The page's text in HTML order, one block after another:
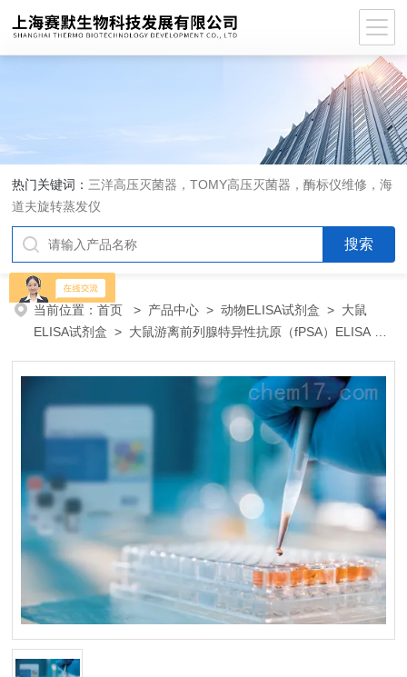
热门关键词： 三洋高压灭菌器，TOMY高压灭菌器，酶标仪维修，海
道夫旋转蒸发仪
当前位置：首页 > 产品中心 >动物ELISA试剂盒 > 大鼠
ELISA试剂盒 > 大鼠游离前列腺特异性抗原（fPSA）ELISA 试